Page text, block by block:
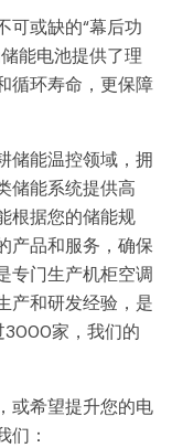
可或缺的“幕后功
储能电池提供了理
循环寿命，更保障
储能温控领域，拥
储能系统提供高
根据您的储能规
产品和服务，确保
专门生产机柜空调
产和研发经验，是
3000家，我们的
或希望提升您的电
们：